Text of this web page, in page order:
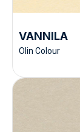
VANNILA
Olin Colour